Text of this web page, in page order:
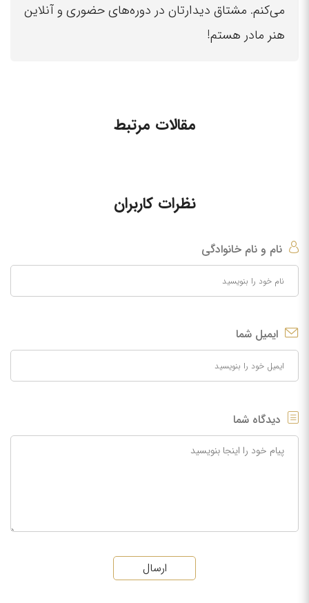
می‌کنم. مشتاق دیدارتان در دوره‌های حضوری و آنلاین
هنر مادر هستم!
مقالات مرتبط
نظرات کاربران
نام و نام خانوادگی
ایمیل شما
دیدگاه شما
ارسال